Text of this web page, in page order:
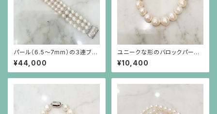
パール（6.5〜7mm）の３連ブレ
スレット
¥44,000
ユニークな形のバロックパール
のシンプルなブレスレット 20㎝
¥10,400